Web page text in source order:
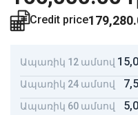
Credit price
Ապառիկ 12 ամսով
Ապառիկ 24 ամսով
Ապառիկ 60 ամսով